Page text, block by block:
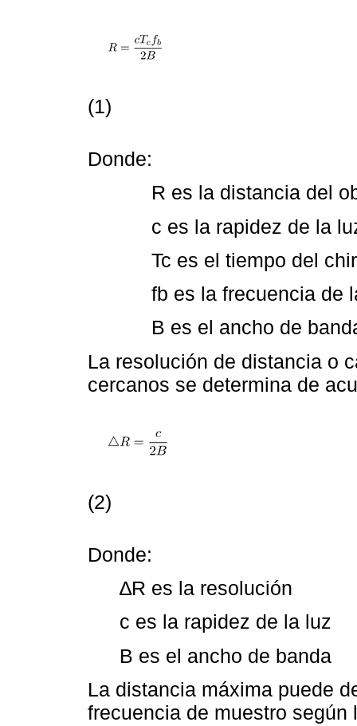
(1)
Donde:
R es la distancia del
c es la rapidez de la
Tc es el tiempo del
fb es la frecuencia de
B es el ancho de
La resolución de distancia o
cercanos se determina de
(2)
Donde:
∆R es la resolución
c es la rapidez de la luz
B es el ancho de banda
La distancia máxima puede
frecuencia de muestro